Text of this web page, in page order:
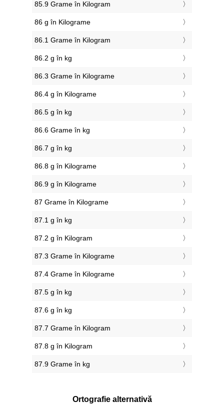
85.9 Grame în Kilogram
86 g în Kilograme
86.1 Grame în Kilogram
86.2 g în kg
86.3 Grame în Kilograme
86.4 g în Kilograme
86.5 g în kg
86.6 Grame în kg
86.7 g în kg
86.8 g în Kilograme
86.9 g în Kilograme
87 Grame în Kilograme
87.1 g în kg
87.2 g în Kilogram
87.3 Grame în Kilograme
87.4 Grame în Kilograme
87.5 g în kg
87.6 g în kg
87.7 Grame în Kilogram
87.8 g în Kilogram
87.9 Grame în kg
Ortografie alternativă